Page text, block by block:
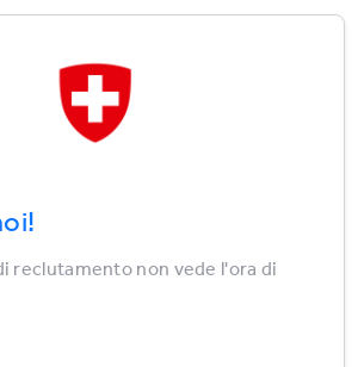
reclutamento non vede l'ora di